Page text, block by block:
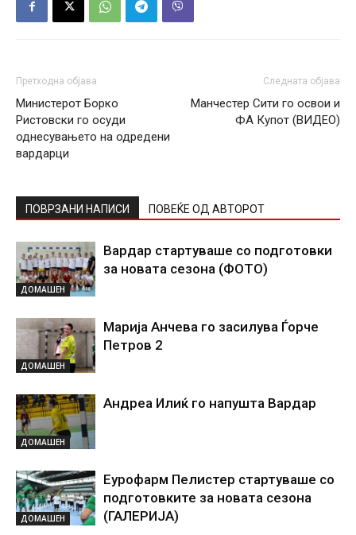
Претходна објава
Министерот Борко
Ристовски го осуди
однесувањето на одредени
вардарци
Следната објава
Манчестер Сити го освои и
ФА Купот (ВИДЕО)
ПОВРЗАНИ НАПИСИ ПОВЕЌЕ ОД АВТОРОТ
ДОМАШЕН
Вардар стартуваше со подготовки
за новата сезона (ФОТО)
ДОМАШЕН
Марија Анчева го засилува Ѓорче
Петров 2
ДОМАШЕН
Андреа Илиќ го напушта Вардар
ДОМАШЕН
Еурофарм Пелистер стартуваше со
подготовките за новата сезона
(ГАЛЕРИЈА)